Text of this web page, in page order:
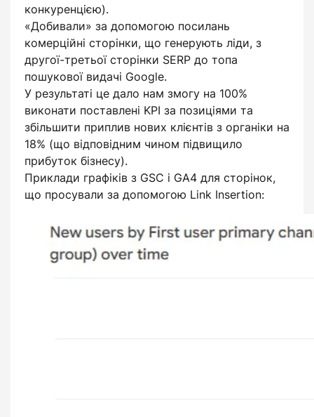
конкуренцією).
«Добивали» за допомогою посилань
комерційні сторінки, що генерують ліди, з
другої-третьої сторінки SERP до топа
пошукової видачі Google.
У результаті це дало нам змогу на 100%
виконати поставлені KPI за позиціями та
збільшити приплив нових клієнтів з органіки на
18% (що відповідним чином підвищило
прибуток бізнесу).
Приклади графіків з GSC і GA4 для сторінок,
що просували за допомогою Link Insertion: